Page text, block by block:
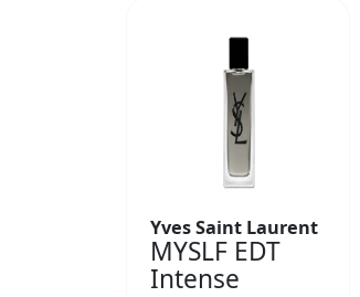
Yves Saint Laurent
MYSLF EDT
Intense